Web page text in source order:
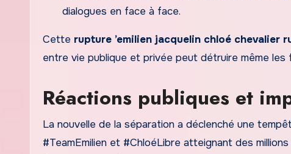
dialogues en face à face.
Cette rupture ’emilien jacquelin chloé chevalier
entre vie publique et privée peut détruire même les
Réactions publiques et
La nouvelle de la séparation a déclenché une
#TeamEmilien et #ChloéLibre atteignant des